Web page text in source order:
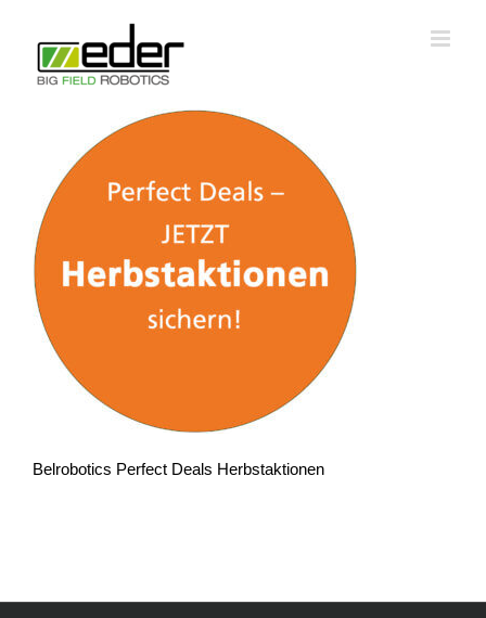
springen
Belrobotics Perfect Deals Herbstaktionen